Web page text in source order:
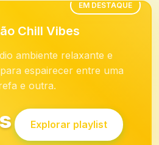
EM DESTAQUE
Chill Vibes
ambiente relaxante e
espairecer entre uma
e outra.
Explorar playlist